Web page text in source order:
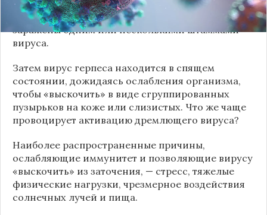
в детстве. Научные исследования показывают,
что к 18 годам до 90% жителей мегаполисов уже
заражены одним или несколькими штаммами
вируса.
Затем вирус герпеса находится в спящем
состоянии, дожидаясь ослабления организма,
чтобы «выскочить» в виде сгруппированных
пузырьков на коже или слизистых. Что же чаще
провоцирует активацию дремлющего вируса?
Наиболее распространенные причины,
ослабляющие иммунитет и позволяющие вирусу
«выскочить» из заточения, — стресс, тяжелые
физические нагрузки, чрезмерное воздействия
солнечных лучей и пища.